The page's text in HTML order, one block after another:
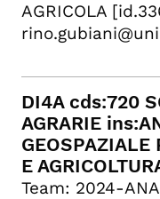
AGRICOLA
DI4A cds:720
AGRARIE
GEOSPAZIALE
E
Team: 2024-